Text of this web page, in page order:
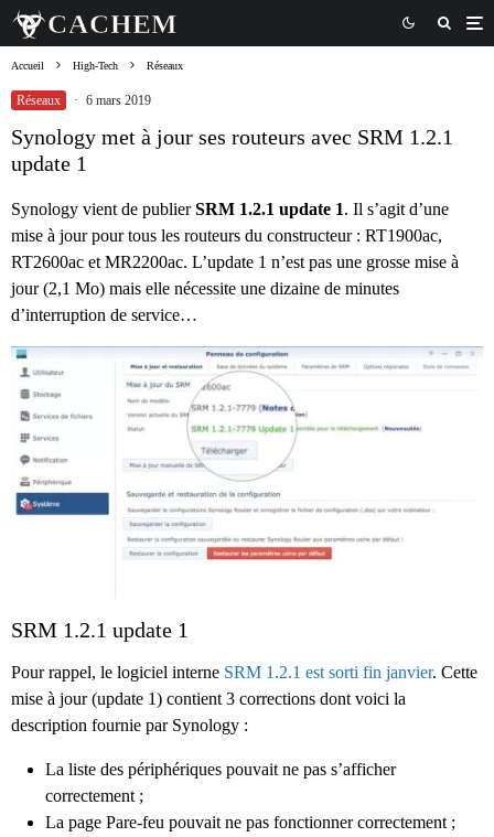
Accueil High-Tech Réseaux
Réseaux · 6 mars 2019
Synology met à jour ses routeurs avec SRM 1.2.1
update 1
Synology vient de publierSRM 1.2.1 update 1. Il s’agit d’une
mise à jour pour tous les routeurs du constructeur : RT1900ac,
RT2600ac et MR2200ac. L’update 1 n’est pas une grosse mise à
jour (2,1 Mo) mais elle nécessite une dizaine de minutes
d’interruption de service…
SRM 1.2.1 update 1
Pour rappel, le logiciel interne SRM 1.2.1 est sorti fin janvier. Cette
mise à jour (update 1) contient 3 corrections dont voici la
description fournie par Synology :
La liste des périphériques pouvait ne pas s’afficher
correctement ;
La page Pare-feu pouvait ne pas fonctionner correctement ;